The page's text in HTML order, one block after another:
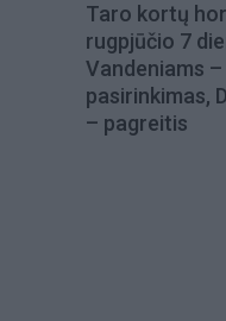
Taro kortų
rugpjūčio 7
Vandeniams –
pasirinkimas,
– pagreitis